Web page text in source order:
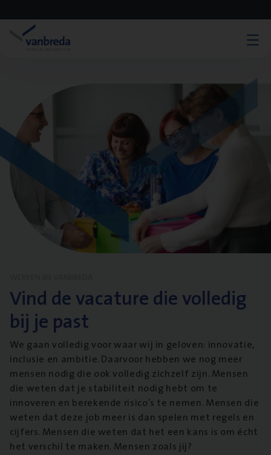
Vind de vacature die volledig
bij je past
We gaan volledig voor waar wij in geloven: innovatie,
inclusie en ambitie. Daarvoor hebben we nog meer
mensen nodig die ook volledig zichzelf zijn. Mensen
die weten dat je stabiliteit nodig hebt om te
innoveren en berekende risico’s te nemen. Mensen die
weten dat deze job meer is dan spelen met regels en
cijfers. Mensen die weten dat het een kans is om écht
het verschil te maken. Mensen zoals jij?